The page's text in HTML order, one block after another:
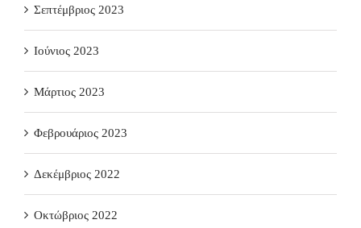
Σεπτέμβριος 2023
Ιούνιος 2023
Μάρτιος 2023
Φεβρουάριος 2023
Δεκέμβριος 2022
Οκτώβριος 2022